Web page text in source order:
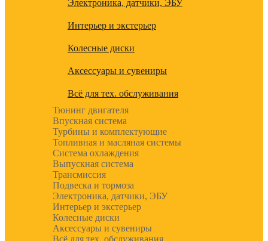
Электроника, датчики, ЭБУ
Интерьер и экстерьер
Колесные диски
Аксессуары и сувениры
Всё для тех. обслуживания
Тюнинг двигателя
Впускная система
Турбины и комплектующие
Топливная и масляная системы
Система охлаждения
Выпускная система
Трансмиссия
Подвеска и тормоза
Электроника, датчики, ЭБУ
Интерьер и экстерьер
Колесные диски
Аксессуары и сувениры
Всё для тех. обслуживания